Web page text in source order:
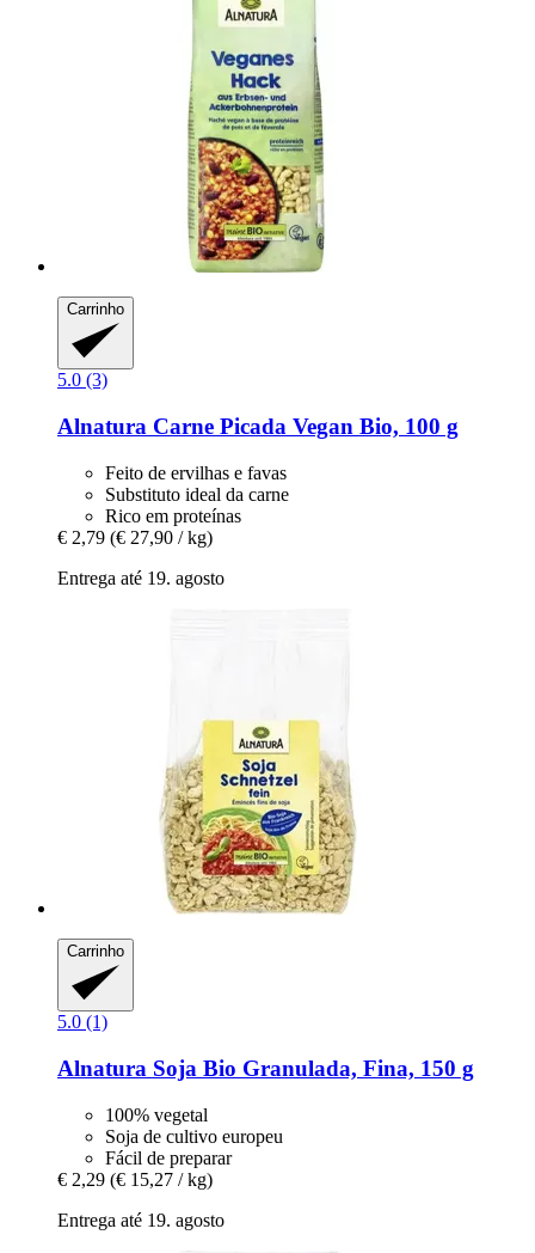
Carrinho
5.0 (3)
Alnatura Carne Picada Vegan Bio, 100 g
Feito de ervilhas e favas
Substituto ideal da carne
Rico em proteínas
€ 2,79 (€ 27,90 / kg)
Entrega até 19. agosto
Carrinho
5.0 (1)
Alnatura Soja Bio Granulada, Fina, 150 g
100% vegetal
Soja de cultivo europeu
Fácil de preparar
€ 2,29 (€ 15,27 / kg)
Entrega até 19. agosto